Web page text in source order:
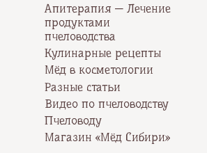
Апитерапия — Лечение
продуктами
пчеловодства
Кулинарные рецепты
Мёд в косметологии
Разные статьи
Видео по пчеловодству
Пчеловоду
Магазин «Мёд Сибири»